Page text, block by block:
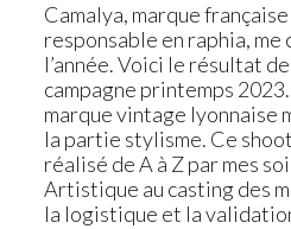
Camalya, marque
responsable en raphia, me
l’année. Voici le résultat
campagne printemps
marque vintage lyonnaise
la partie stylisme. Ce
réalisé de A à Z par mes
Artistique au casting des
la logistique et la